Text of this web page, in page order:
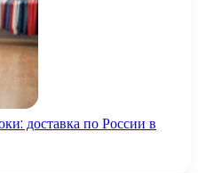
доставка по России в